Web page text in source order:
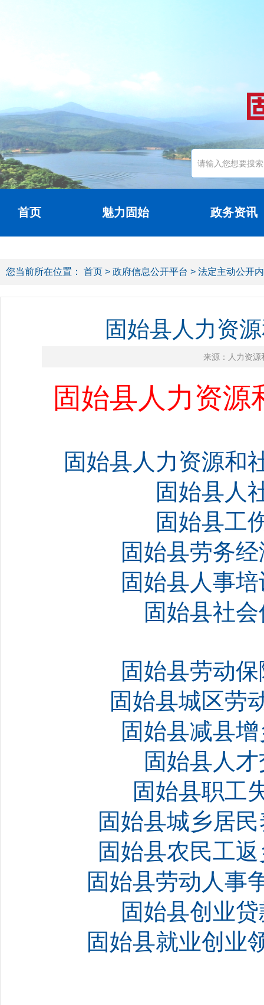
首页 魅力固始 政务资讯
您当前所在位置： 首页 > 政府信息公开平台 > 法定主动公开
固始县人力资
来源：人力资源
固始县人力资
固始县人力资源和
固始县人
固始县工
固始县劳务
固始县人事
固始县社
固始县劳动
固始县城区劳
固始县减县
固始县人
固始县职工
固始县城乡居
固始县农民工
固始县劳动人事
固始县创业
固始县就业创业